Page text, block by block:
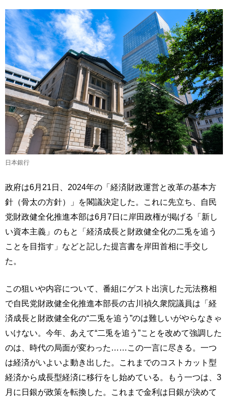
日本銀行
政府は6月21日、2024年の「経済財政運営と改革の基本方
針（骨太の方針）」を閣議決定した。これに先立ち、自民
党財政健全化推進本部は6月7日に岸田政権が掲げる「新し
い資本主義」のもと「経済成長と財政健全化の二兎を追う
ことを目指す」などと記した提言書を岸田首相に手交し
た。
この狙いや内容について、番組にゲスト出演した元法務相
で自民党財政健全化推進本部長の古川禎久衆院議員は「経
済成長と財政健全化の“二兎を追う”のは難しいがやらなきゃ
いけない。今年、あえて“二兎を追う”ことを改めて強調した
のは、時代の局面が変わった……この一言に尽きる。一つ
は経済がいよいよ動き出した。これまでのコストカット型
経済から成長型経済に移行をし始めている。もう一つは、3
月に日銀が政策を転換した。これまで金利は日銀が決めて